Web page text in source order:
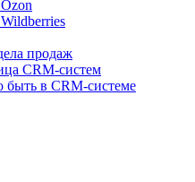
продаж
CRM-систем
быть в CRM-системе